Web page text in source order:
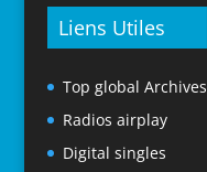
Liens Utiles
Top global Archives
Radios airplay
Digital singles